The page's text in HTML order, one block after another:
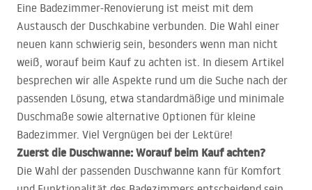
Eine Badezimmer-Renovierung ist meist mit dem
Austausch der Duschkabine verbunden. Die Wahl einer
neuen kann schwierig sein, besonders wenn man nicht
weiß, worauf beim Kauf zu achten ist. In diesem Artikel
besprechen wir alle Aspekte rund um die Suche nach der
passenden Lösung, etwa standardmäßige und minimale
Duschmaße sowie alternative Optionen für kleine
Badezimmer. Viel Vergnügen bei der Lektüre!
Zuerst die Duschwanne: Worauf beim Kauf achten?
Die Wahl der passenden Duschwanne kann für Komfort